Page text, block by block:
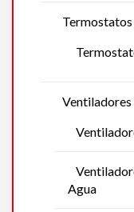
Ventiladores
Agua